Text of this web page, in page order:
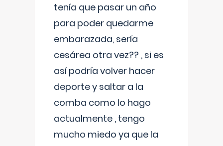
tenía que pasar un año
para poder quedarme
embarazada, sería
cesárea otra vez?? , si es
así podría volver hacer
deporte y saltar a la
comba como lo hago
actualmente , tengo
mucho miedo ya que la